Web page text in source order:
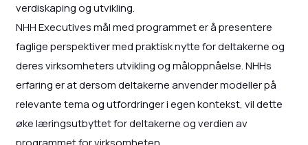
verdiskaping og utvikling.
NHH Executives mål med programmet er å presentere
faglige perspektiver med praktisk nytte for deltakerne og
deres virksomheters utvikling og måloppnåelse. NHHs
erfaring er at dersom deltakerne anvender modeller på
relevante tema og utfordringer i egen kontekst, vil dette
øke læringsutbyttet for deltakerne og verdien av